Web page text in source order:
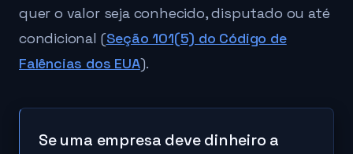
quer o valor seja conhecido, disputado ou até
condicional (Seção 101(5) do Código de
Falências dos EUA).
Se uma empresa deve dinheiro a